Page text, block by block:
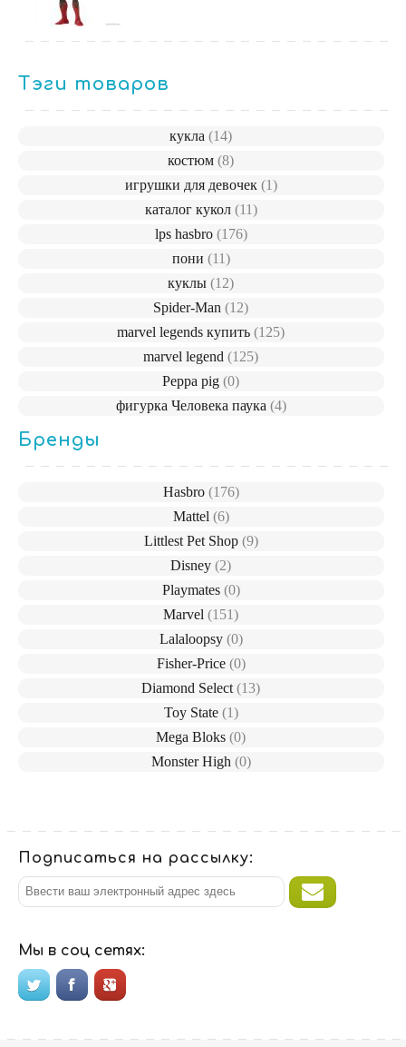
Тэги товаров
кукла(14)
костюм(8)
игрушки для девочек (1)
каталог кукол (11)
lps hasbro (176)
пони (11)
куклы(12)
Spider-Man(12)
marvel legends купить(125)
marvel legend(125)
Peppa pig(0)
фигурка Человека паука (4)
Бренды
Hasbro (176)
Mattel (6)
Littlest Pet Shop (9)
Disney(2)
Playmates (0)
Marvel(151)
Lalaloopsy (0)
Fisher-Price (0)
Diamond Select(13)
Toy State (1)
Mega Bloks(0)
Monster High (0)
Подписаться на рассылку:
Мы в соц сетях: